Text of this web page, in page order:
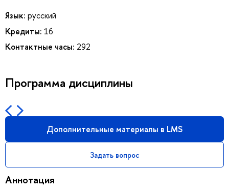
Язык: русский
Кредиты: 16
Контактные часы: 292
Программа дисциплины
Дополнительные материалы в LMS
Задать вопрос
Аннотация